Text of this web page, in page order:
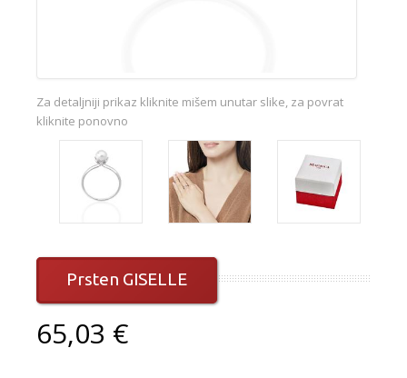
Za detaljniji prikaz kliknite mišem unutar slike, za povrat
kliknite ponovno
Prsten GISELLE
65,03 €